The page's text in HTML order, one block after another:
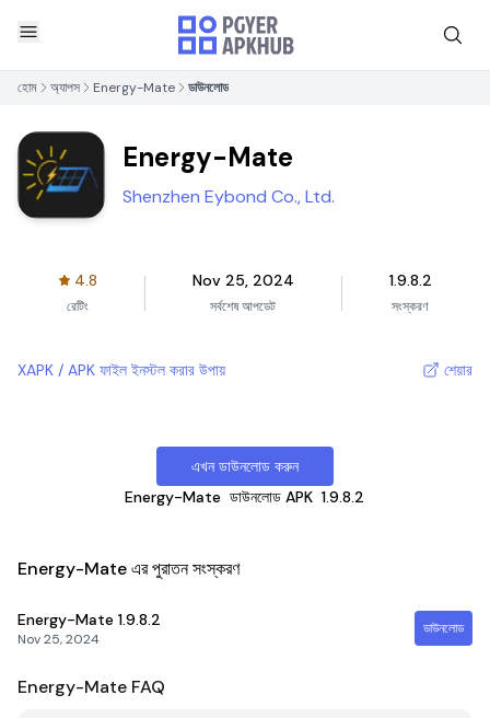
হোম অ্যাপস Energy-Mate ডাউনলোড
Energy-Mate
Shenzhen Eybond Co., Ltd.
4.8
রেটিং
Nov 25, 2024
সর্বশেষ আপডেট
1.9.8.2
সংস্করণ
XAPK / APK ফাইল ইনস্টল করার উপায় শেয়ার
এখন ডাউনলোড করুন
Energy-Mate ডাউনলোড APK 1.9.8.2
Energy-Mate এর পুরাতন সংস্করণ
Energy-Mate 1.9.8.2
Nov 25, 2024
ডাউনলোড
Energy-Mate FAQ